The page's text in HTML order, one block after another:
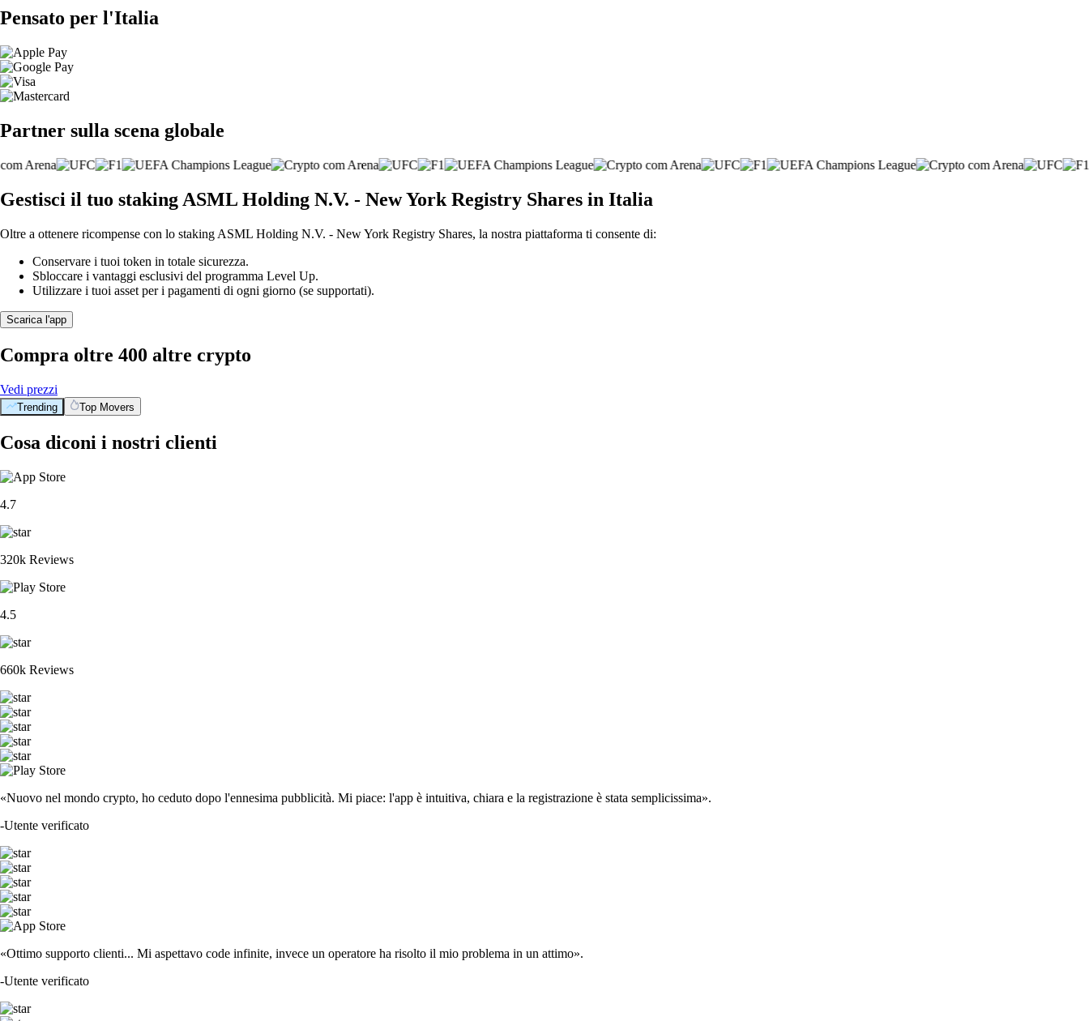
Pensato per l'Italia
Partner sulla scena globale
Gestisci il tuo staking ASML Holding N.V. - New York Registry Shares in Italia
Oltre a ottenere ricompense con lo staking ASML Holding N.V. - New York Registry Shares, la nostra piattaforma ti consente di:
Conservare i tuoi token in totale sicurezza.
Sbloccare i vantaggi esclusivi del programma Level Up.
Utilizzare i tuoi asset per i pagamenti di ogni giorno (se supportati).
Scarica l'app
Compra oltre 400 altre crypto
Vedi prezzi
Trending Top Movers
Cosa diconi i nostri clienti
4.7
320k Reviews
4.5
660k Reviews
«Nuovo nel mondo crypto, ho ceduto dopo l'ennesima pubblicità. Mi piace: l'app è intuitiva, chiara e la registrazione è stata semplicissima».
-Utente verificato
«Ottimo supporto clienti... Mi aspettavo code infinite, invece un operatore ha risolto il mio problema in un attimo».
-Utente verificato